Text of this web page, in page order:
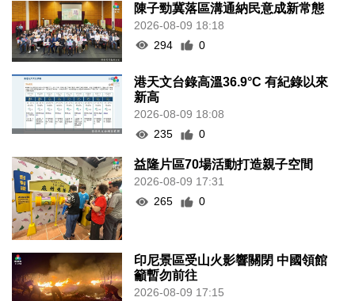
陳子勁冀落區溝通納民意成新常態
2026-08-09 18:18
294
0
港天文台錄高溫36.9°C 有紀錄以來
新高
2026-08-09 18:08
235
0
益隆片區70場活動打造親子空間
2026-08-09 17:31
265
0
印尼景區受山火影響關閉 中國領館
籲暫勿前往
2026-08-09 17:15